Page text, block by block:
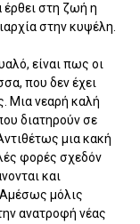
έρθει στη ζωή η
στην κυψέλη.
είναι πως οι
που δεν έχει
Μια νεαρή καλή
διατηρούν σε
μια κακή
φορές σχεδόν
και
μόλις
ανατροφή νέας